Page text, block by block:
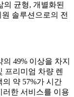
균형, 개별화된
솔루션으로의 전
49% 이상을 차지
프리미엄 차량 렌
약 57%가 시간
러한 서비스를 이용